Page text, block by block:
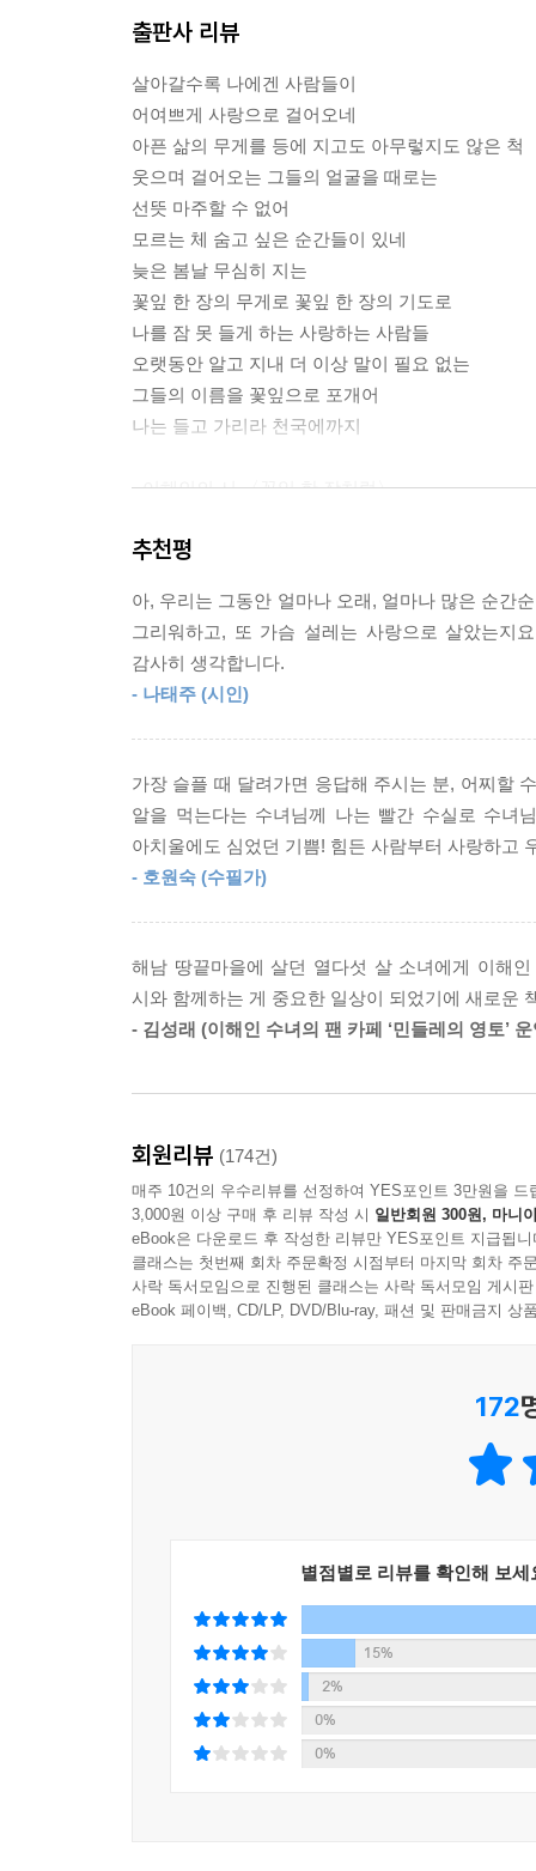
돌보아야 할 책임과 의무가 있다는 것, 말은 따뜻
면서 곧잘 짜증과 푸념으로 우울을 전염시키는 우
어서라고, 앞으로 나아가라고 3월의 연둣빛 바람
--- pp.109-110 「3월의 바람 속에 - 3월의 바람」
자신의 아픔과 슬픔은 하찮은 것에도 그리 민감
먼저 나서서 해주길 바라고 미루는 사랑의 일을
인 시간으로 조금씩 변모될 수 있도록 오늘도 깨어
--- p.128 「왜 그럴까, 우리는」 중에서
저도 질세라 분발하여 누군가에게 작은 기쁨을 전
외출을 못 하는 대신 마음속으로 들어가 자신을
아준 선물 중 하나라 여기며 감사를 발견하는 오늘
을 것입니다. 이런 경험을 할 적마다 일상의 길
가 반성하곤 합니다. 매일의 삶에서 작은 사랑과
함으로 건너가는 용기일 것입니다.
--- p.148 「어떤 행복 - 어떤 결심 하나」 중에서
사라지는 시간의 뒷모습을 향해 말을 걸면 그는 ‘
으니 더 많이 사랑하고 용서를 미루지 마세요’라고
--- p.197 「뒷모습 보기」 중에서
이 감사할 수 있는 행복을 얻게 되었다고 말할 수
--- p.204 「상처의 교훈」 중에서
희망의 꽃 한 송이 피어납니다.
께서 항상 우선적으로 눈길을 주었던 힘없고 아프
--- p.243 「작은 소망」 중에서
누군가 까닭 없이 미워지고 용서가 어려울 때, 영
리를 가볍게 합시다. 다시 길을 떠나 모든 이에게
낭만적인 시인이면서도 쉽게 감상주의에 빠지지
다. 자주자주 쉬고 싶어 하는 나의 몸에게도 경고
--- p.342 「2021년 7월 20일 일기」 중에서
출판사 리뷰
살아갈수록 나에겐 사람들이
어여쁘게 사랑으로 걸어오네
아픈 삶의 무게를 등에 지고도 아무렇지도 않은 척
웃으며 걸어오는 그들의 얼굴을 때로는
선뜻 마주할 수 없어
모르는 체 숨고 싶은 순간들이 있네
늦은 봄날 무심히 지는
꽃잎 한 장의 무게로 꽃잎 한 장의 기도로
나를 잠 못 들게 하는 사랑하는 사람들
오랫동안 알고 지내 더 이상 말이 필요 없는
그들의 이름을 꽃잎으로 포개어
나는 들고 가리라 천국에까지
- 이해인의 시 〈꽃잎 한 장처럼〉
“살아 있으니 또다시 봄을 맞는구나
다시, 꽃으로 사랑을 노래하다
『꽃은 흩어지고 그리움은 모이고』, 『향기로
이해인 수녀가 펴낸 책 제목에는 꽃이라는 단어
있는 꿈, 하고 싶은 말을 가장 잘 대변해 주는 시
꽃잎으로 포개어/ 나는 들고 가리라/ 천국에까지”
힘든 사람부터/ 사랑해야겠다
우는 사람부터/ 달래야겠다
살아 있는 동안은/ 언제 어디서나
메마름을 적시는/ 비가 되어야겠다
아니 죽어서도/ 한줄기 비가 되어야겠다
- 이해인의 시 〈비 오는 날의 연가〉 중에서
이해인 수녀는 후배 수녀가 들려준 이야기로 머
떠돈 가짜 뉴스 때문인가 봐요.” 1부에 실려 있
앞에서〉라는 시에서는 “아주/ 오랜만에/ 거울
말하고, 〈꿈에 본 집〉에서는 “요즘은 자주/ 지
속에/ 그리워한다”라고, 〈행복 일기〉에서는 “
시뿐만 아니라 에세이에서도 이해인 수녀는
꿈길에도 자주 죽음을 묵상하게 됩니다. 수녀원
들리는 소식은 계속 아프고 슬픈 것들뿐이니 마
오는 거라고/ 살아 있는/ 내가 웃으며 말하겠다/
만난다/ 희망을 믿으면 희망이 온다/ 슬픔도 희망
오랜 장마 끝에/ 마당에 나가/ 빨래를 널다
처음으로 만난/ 햇빛의 고요/ 햇빛의 향기
하도 황홀하여/ 눈이 멀 뻔했네
다시 한번/ 살아 있는 기쁨/ 숨을 쉬는 희망
추천평
아, 우리는 그동안 얼마나 오래, 얼마나 많은 순간
그리워하고, 또 가슴 설레는 사랑으로 살았는지
감사히 생각합니다.
- 나태주 (시인)
가장 슬플 때 달려가면 응답해 주시는 분, 어찌할
알을 먹는다는 수녀님께 나는 빨간 수실로 수녀
아치울에도 심었던 기쁨! 힘든 사람부터 사랑하고
- 호원숙 (수필가)
해남 땅끝마을에 살던 열다섯 살 소녀에게 이해
시와 함께하는 게 중요한 일상이 되었기에 새로운
- 김성래 (이해인 수녀의 팬 카페 ‘민들레의 영토’
회원리뷰 (174건)
매주 10건의 우수리뷰를 선정하여 YES포인트 3만원을 드
3,000원 이상 구매 후 리뷰 작성 시 일반회원 300원, 마니
eBook은 다운로드 후 작성한 리뷰만 YES포인트 지급됩니
클래스는 첫번째 회차 주문확정 시점부터 마지막 회차 주
사락 독서모임으로 진행된 클래스는 사락 독서모임 게시
eBook 페이백, CD/LP, DVD/Blu-ray, 패션 및 판매금지 상
172
별점별로 리뷰를 확인해 보세
15%
2%
0%
0%